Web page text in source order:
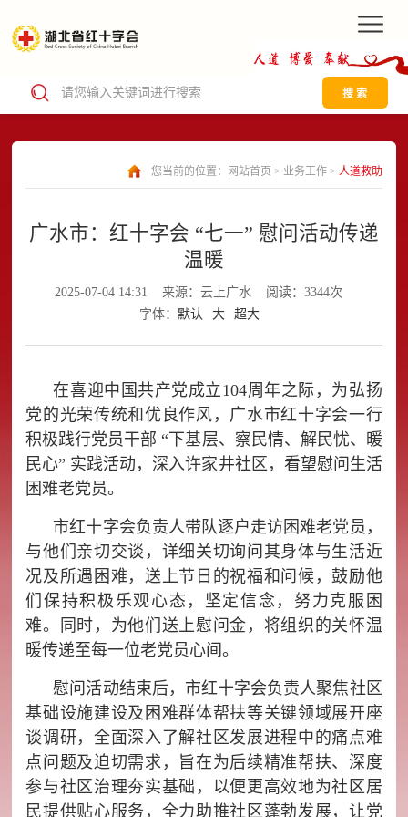
搜 索
您当前的位置： 网站首页 > 业务工作> 人道救助
广水市：红十字会 “七一” 慰问活动传递
温暖
2025-07-04 14:31 来源：云上广水
阅读：3344次
字体： 默认 大 超大
在喜迎中国共产党成立104周年之际，为弘扬
党的光荣传统和优良作风，广水市红十字会一行
积极践行党员干部 “下基层、察民情、解民忧、暖
民心” 实践活动，深入许家井社区，看望慰问生活
困难老党员。
市红十字会负责人带队逐户走访困难老党员，
与他们亲切交谈，详细关切询问其身体与生活近
况及所遇困难，送上节日的祝福和问候，鼓励他
们保持积极乐观心态，坚定信念，努力克服困
难。同时，为他们送上慰问金，将组织的关怀温
暖传递至每一位老党员心间。
慰问活动结束后，市红十字会负责人聚焦社区
基础设施建设及困难群体帮扶等关键领域展开座
谈调研，全面深入了解社区发展进程中的痛点难
点问题及迫切需求，旨在为后续精准帮扶、深度
参与社区治理夯实基础，以便更高效地为社区居
民提供贴心服务，全力助推社区蓬勃发展，让党